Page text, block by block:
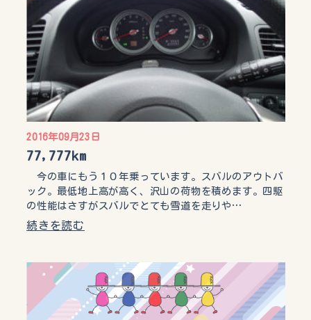
2016年09月23日
77,777km
今の車にもう１０年乗っています。スバルのアウトバ
ック。最低地上高が高く、沢山の荷物を積めます。四駆
の性能はさすがスバルでとても雪道を走りや…
続きを読む